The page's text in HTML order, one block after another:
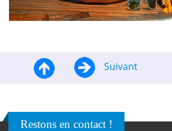
Suivant
Restons en contact !